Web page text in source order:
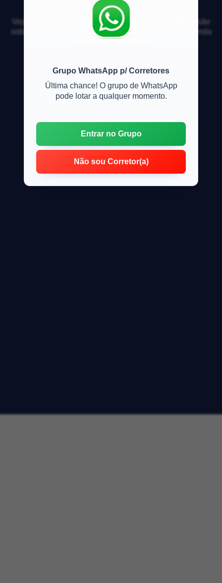
Grupo WhatsApp p/ Corretores
Última chance! O grupo de WhatsApp
pode lotar a qualquer momento.
Entrar no Grupo
Não sou Corretor(a)
Veja respostas de especialistas e participe da discussão
sobre mercado imobiliário, financiamento, compra, venda
e locação de imóveis